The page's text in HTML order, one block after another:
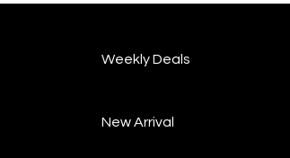
Weekly Deals
New Arrival